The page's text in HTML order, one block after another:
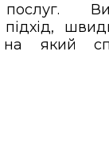
Ви
підхід,
на який